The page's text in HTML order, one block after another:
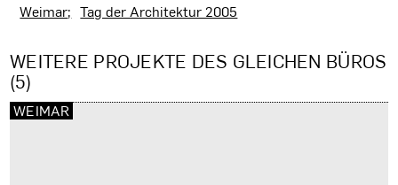
Weimar Tag der Architektur 2005
WEITERE PROJEKTE DES GLEICHEN BÜROS
(5)
WEIMAR